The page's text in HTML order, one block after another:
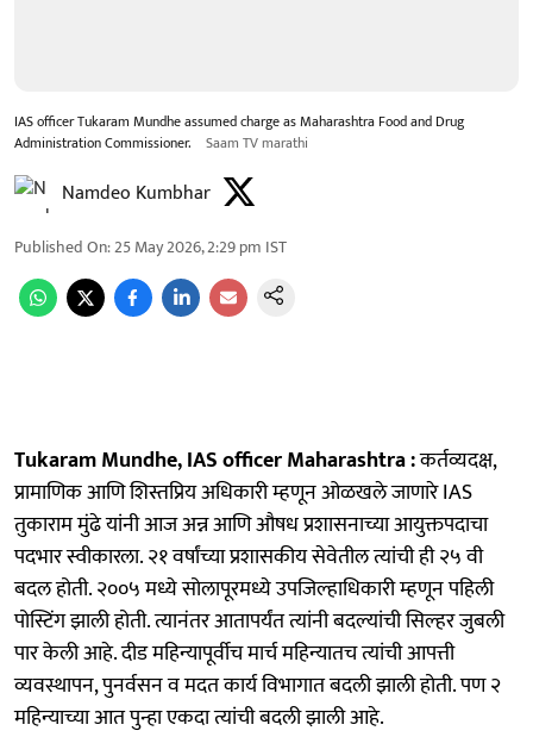
IAS officer Tukaram Mundhe assumed charge as Maharashtra Food and Drug
Administration Commissioner.
Saam TV marathi
Namdeo Kumbhar
Published On:25 May 2026, 2:29 pm IST
Tukaram Mundhe, IAS officer Maharashtra :कर्तव्यदक्ष,
प्रामाणिक आणि शिस्तप्रिय अधिकारी म्हणून ओळखले जाणारे IAS
तुकाराम मुंढे यांनी आज अन्न आणि औषध प्रशासनाच्या आयुक्तपदाचा
पदभार स्वीकारला. २१ वर्षांच्या प्रशासकीय सेवेतील त्यांची ही २५ वी
बदल होती. २००५ मध्ये सोलापूरमध्ये उपजिल्हाधिकारी म्हणून पहिली
पोस्टिंग झाली होती. त्यानंतर आतापर्यंत त्यांनी बदल्यांची सिल्हर जुबली
पार केली आहे. दीड महिन्यापूर्वीच मार्च महिन्यातच त्यांची आपत्ती
व्यवस्थापन, पुनर्वसन व मदत कार्य विभागात बदली झाली होती. पण २
महिन्याच्या आत पुन्हा एकदा त्यांची बदली झाली आहे.